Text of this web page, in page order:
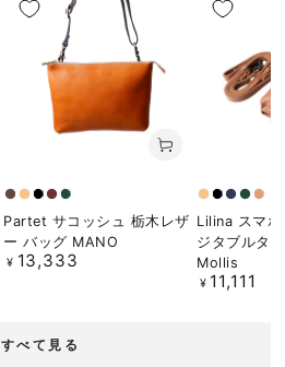
Choco
Camel
Black
Bordeaux
Green
Partet サコッシュ 栃木レザ
ー バッグ MANO
定
¥ 13,333
Camel
Black
Navy
Lilina スマ
ジタブルタ
Mollis
定
¥ 11,111
すべて見る